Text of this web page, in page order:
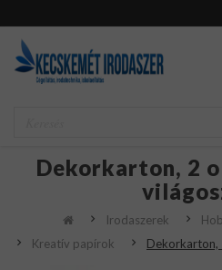
Dekorkarton, 2
Irodaszerek
Kreatív papírok
Dekorkarton,